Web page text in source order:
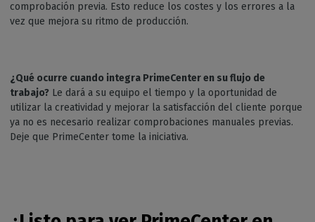
comprobación previa. Esto reduce los costes y los errores a la
vez que mejora su ritmo de producción.
¿Qué ocurre cuando integra PrimeCenter en su flujo de
trabajo? Le dará a su equipo el tiempo y la oportunidad de
utilizar la creatividad y mejorar la satisfacción del cliente porque
ya no es necesario realizar comprobaciones manuales previas.
Deje que PrimeCenter tome la iniciativa.